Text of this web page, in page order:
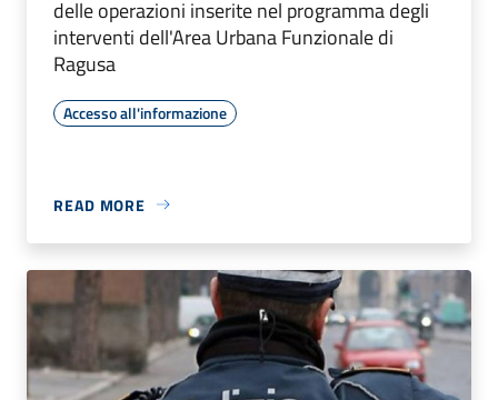
delle operazioni inserite nel programma degli
interventi dell'Area Urbana Funzionale di
Ragusa
Accesso all'informazione
READ MORE